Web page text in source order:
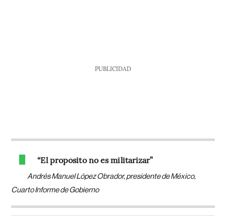
PUBLICIDAD
“El propósito no es militarizar”
Andrés Manuel López Obrador, presidente de México,
Cuarto Informe de Gobierno